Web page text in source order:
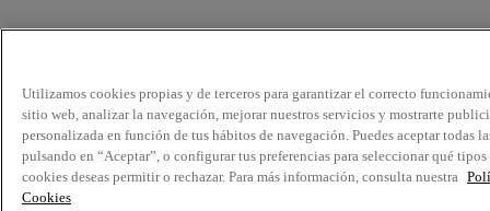
Utilizamos cookies propias y de terceros para garantizar el correcto
sitio web, analizar la navegación, mejorar nuestros servicios y mostrarte
personalizada en función de tus hábitos de navegación. Puedes aceptar todas
pulsando en “Aceptar”, o configurar tus preferencias para seleccionar qué tipos
cookies deseas permitir o rechazar. Para más información, consulta nuestra
Cookies